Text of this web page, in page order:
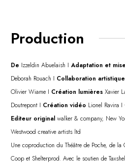
Production
De Izzeldin Abuelaish IAdaptation et
Deborah Rouach I Collaboration artistique
Olivier Wiame I Création lumières Xavier
Doutrepont I Création vidéo Lionel Ravira I
Editeur original walker & company, New
Westwood creative artists ltd
Une coproduction du Théâtre de Poche, de
Coop et Shelterprod. Avec le soutien de